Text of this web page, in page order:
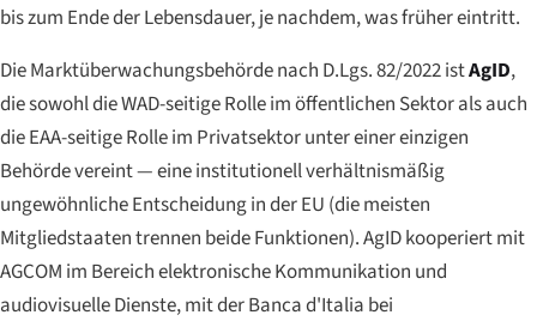
bis zum Ende der Lebensdauer, je nachdem, was früher eintritt.
Die Marktüberwachungsbehörde nach D.Lgs. 82/2022 istAgID,
die sowohl die WAD-seitige Rolle im öffentlichen Sektor als auch
die EAA-seitige Rolle im Privatsektor unter einer einzigen
Behörde vereint — eine institutionell verhältnismäßig
ungewöhnliche Entscheidung in der EU (die meisten
Mitgliedstaaten trennen beide Funktionen). AgID kooperiert mit
AGCOM im Bereich elektronische Kommunikation und
audiovisuelle Dienste, mit der Banca d'Italia bei